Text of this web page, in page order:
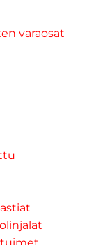
varaosat